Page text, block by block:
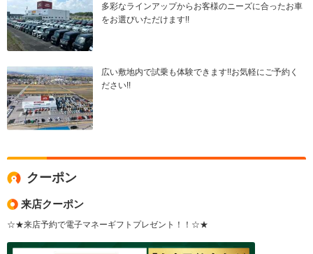
多彩なラインアップからお客様のニーズに合ったお車
をお選びいただけます!!
広い敷地内で試乗も体験できます!!お気軽にご予約く
ださい!!
クーポン
来店クーポン
☆★来店予約で電子マネーギフトプレゼント！！☆★